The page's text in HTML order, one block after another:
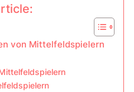
von Mittelfeldspielern